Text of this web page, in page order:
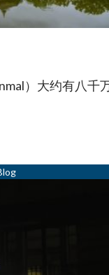
）大约有八千